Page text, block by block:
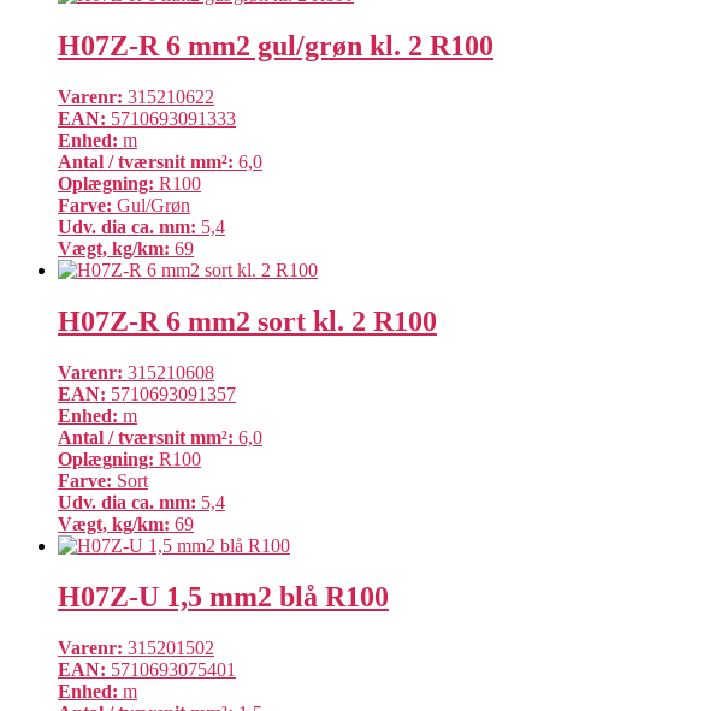
H07Z-R 6 mm2 gul/grøn kl. 2 R100
Varenr: 315210622
EAN: 5710693091333
Enhed: m
Antal / tværsnit mm²: 6,0
Oplægning: R100
Farve: Gul/Grøn
Udv. dia ca. mm: 5,4
Vægt, kg/km: 69
H07Z-R 6 mm2 sort kl. 2 R100
Varenr: 315210608
EAN: 5710693091357
Enhed: m
Antal / tværsnit mm²: 6,0
Oplægning: R100
Farve: Sort
Udv. dia ca. mm: 5,4
Vægt, kg/km: 69
H07Z-U 1,5 mm2 blå R100
Varenr: 315201502
EAN: 5710693075401
Enhed: m